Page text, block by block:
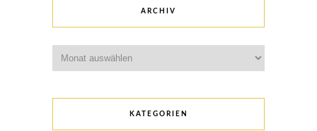
ARCHIV
KATEGORIEN